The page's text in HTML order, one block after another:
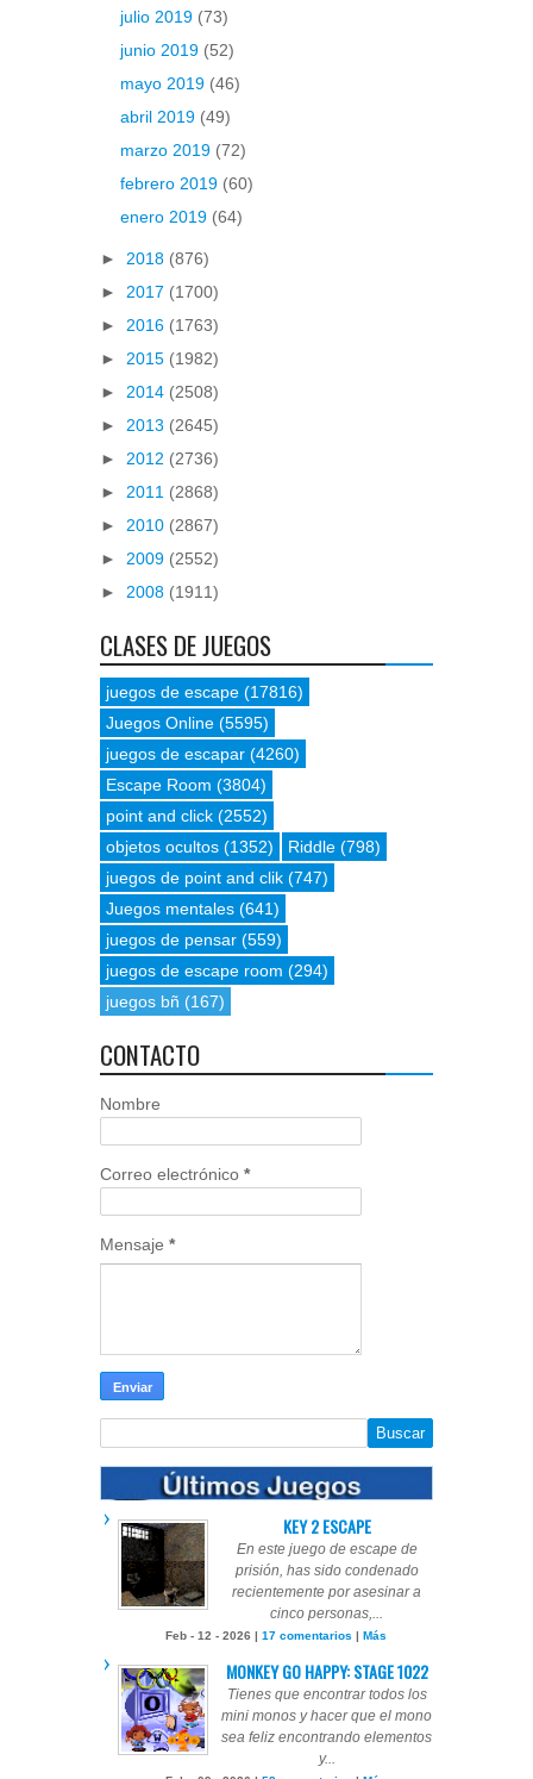
julio 2019 (73)
junio 2019 (52)
mayo 2019 (46)
abril 2019 (49)
marzo 2019 (72)
febrero 2019 (60)
enero 2019 (64)
► 2018 (876)
► 2017 (1700)
► 2016 (1763)
► 2015 (1982)
► 2014 (2508)
► 2013 (2645)
► 2012 (2736)
► 2011 (2868)
► 2010 (2867)
► 2009 (2552)
► 2008 (1911)
CLASES DE JUEGOS
juegos de escape (17816)
Juegos Online (5595)
juegos de escapar (4260)
Escape Room (3804)
point and click (2552)
objetos ocultos (1352) Riddle (798)
juegos de point and clik (747)
Juegos mentales (641)
juegos de pensar (559)
juegos de escape room (294)
juegos bñ (167)
CONTACTO
Nombre
Correo electrónico *
Mensaje *
KEY 2 ESCAPE
En este juego de escape de
prisión, has sido condenado
recientemente por asesinar a
cinco personas,...
Feb - 12 - 2026 | 17 comentarios | Más
MONKEY GO HAPPY: STAGE 1022
Tienes que encontrar todos los
mini monos y hacer que el mono
sea feliz encontrando elementos
y...